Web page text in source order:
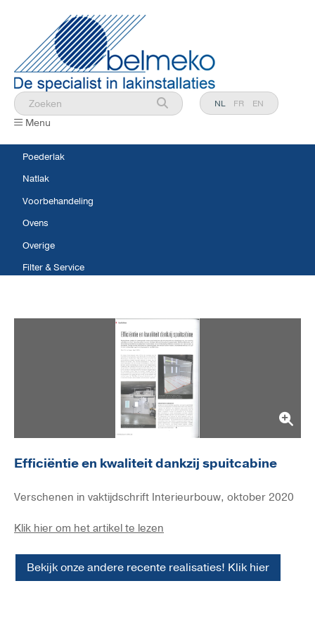
NL FR EN
Menu
Poederlak
Natlak
Voorbehandeling
Ovens
Overige
Filter & Service
Efficiëntie en kwaliteit dankzij spuitcabine
Verschenen in vaktijdschrift Interieurbouw, oktober 2020
Klik hier om het artikel te lezen
Bekijk onze andere recente realisaties! Klik hier